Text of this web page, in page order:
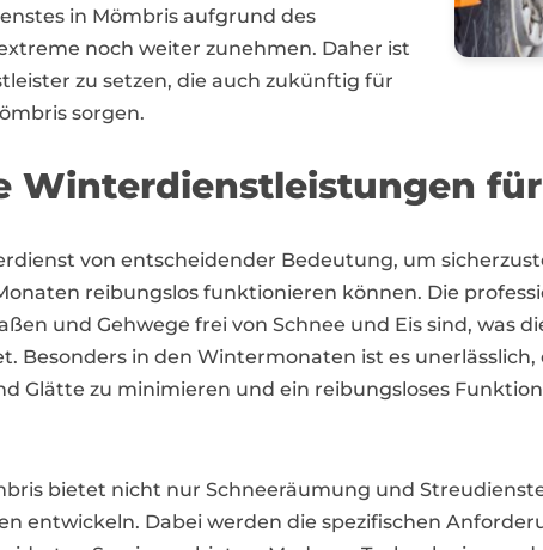
in Mömbris aufgrund des
noch weiter zunehmen. Daher ist
zu setzen, die auch zukünftig für
sorgen.
Winterdienstleistungen
von entscheidender Bedeutung, um
reibungslos funktionieren können. Die
und Gehwege frei von Schnee und Eis sind, was
Besonders in den Wintermonaten ist es
Glätte zu minimieren und ein reibungsloses
bietet nicht nur Schneeräumung und
entwickeln. Dabei werden die spezifischen